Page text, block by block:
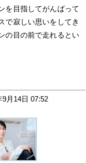
を目指してがんばって
で寂しい思いをしてき
の目の前で走れるとい
9月14日 07:52